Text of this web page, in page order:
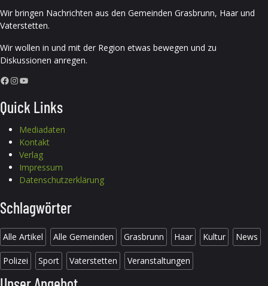
Wir bringen Nachrichten aus den Gemeinden Grasbrunn, Haar und
Vaterstetten.
Wir wollen in und mit der Region etwas bewegen und zu
Diskussionen anregen.
Facebook InstagramYouTube
Quick Links
Mediadaten
Kontakt
Verlag
Impressum
Datenschutzerklärung
Schlagwörter
Alle Artikel Alle Gemeinden Grasbrunn Haar Kultur News
Polizei Sport Vaterstetten Veranstaltungen